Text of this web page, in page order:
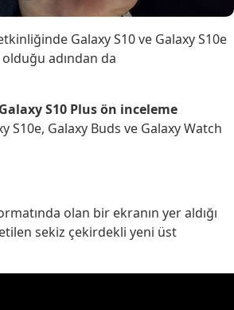
Galaxy S10 ve Galaxy S10e
adından da
Galaxy S10 Plus ön inceleme
S10e, Galaxy Buds ve Galaxy Watch
olan bir ekranın yer aldığı
sekiz çekirdekli yeni üst